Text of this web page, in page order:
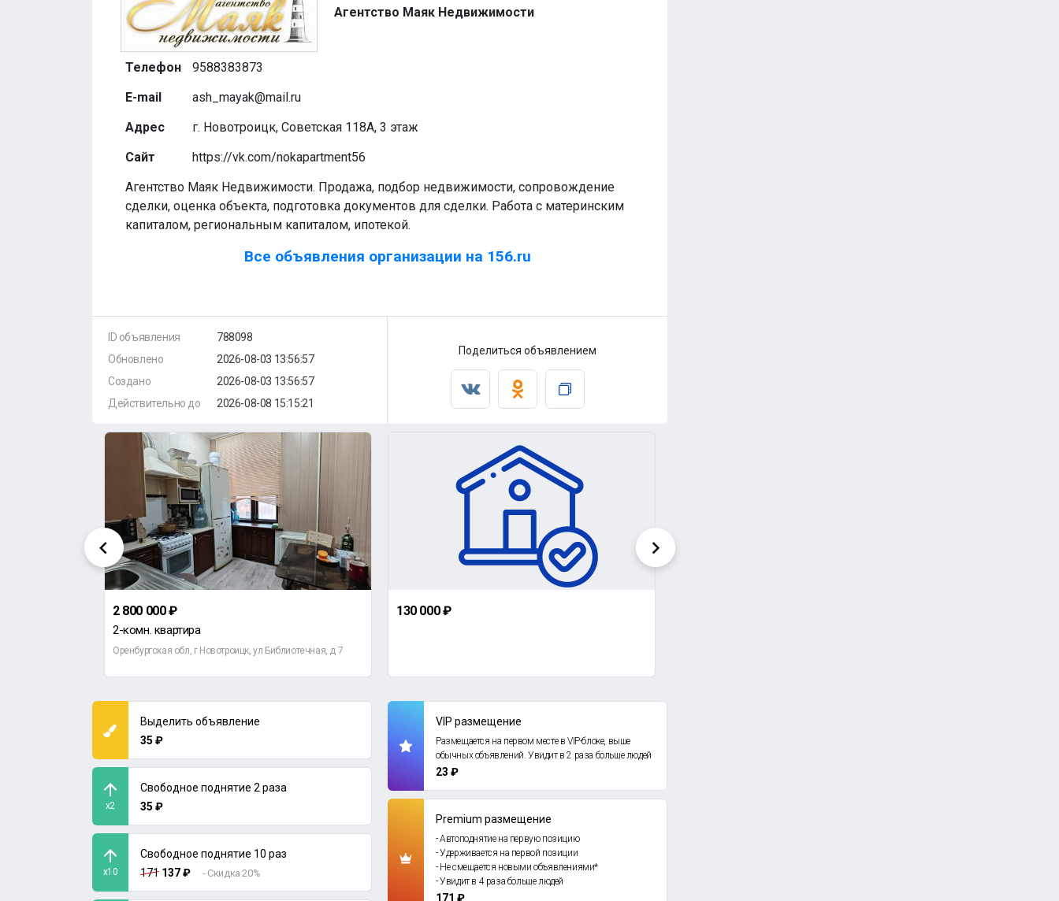
Агентство Маяк Недвижимости
Телефон
9588383873
E-mail
ash_mayak@mail.ru
Адрес
г. Новотроицк, Советская 118А, 3 этаж
Сайт
https://vk.com/nokapartment56
Агентство Маяк Недвижимости. Продажа, подбор недвижимости, сопровождение
сделки, оценка объекта, подготовка документов для сделки. Работа с материнским
капиталом, региональным капиталом, ипотекой.
Все объявления организации на 156.ru
ID объявления
Обновлено
Создано
Действительно до
788098
2026-08-03 13:56:57
2026-08-03 13:56:57
2026-08-08 15:15:21
Поделиться объявлением
2 800 000 ₽
2-комн. квартира
Оренбургская обл, г Новотроицк, ул Библиотечная, д 7
130 000 ₽
Выделить объявление
35 ₽
x2
Свободное поднятие 2 раза
35 ₽
x10
Свободное поднятие 10 раз
171 137 ₽ - Скидка 20%
VIP размещение
Размещается на первом месте в VIP-блоке, выше
обычных объявлений. Увидит в 2 раза больше людей
23 ₽
Premium размещение
- Автоподнятие на первую позицию
- Удерживается на первой позиции
- Не смещается новыми объявлениями*
- Увидит в 4 раза больше людей
171 ₽